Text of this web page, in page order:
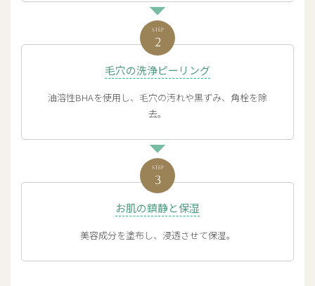
毛穴の洗浄ピーリング
油溶性BHAを使用し、毛穴の汚れや黒ずみ、角栓を除
去。
お肌の鎮静と保湿
美容成分を塗布し、浸透させて保湿。